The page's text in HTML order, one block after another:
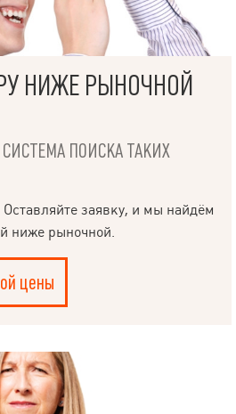
НИЖЕ РЫНОЧНОЙ
СИСТЕМА ПОИСКА ТАКИХ
заявку, и мы найдём
ниже рыночной.
цены